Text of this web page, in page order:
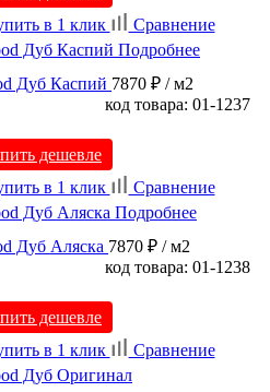
в 1 клик
Сравнение
Подробнее
Дуб Каспий 7870 ₽ / м2
код товара: 01-1237
дешевле
в 1 клик
Сравнение
Подробнее
Дуб Аляска 7870 ₽ / м2
код товара: 01-1238
дешевле
в 1 клик
Сравнение